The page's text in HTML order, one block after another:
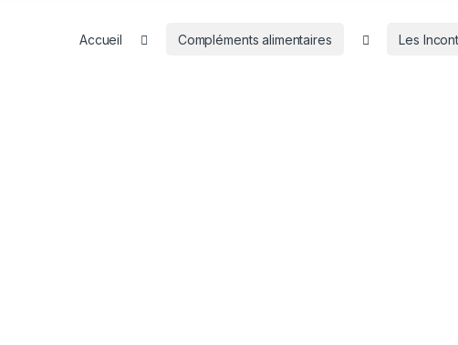
Accueil Compléments alimentaires Les